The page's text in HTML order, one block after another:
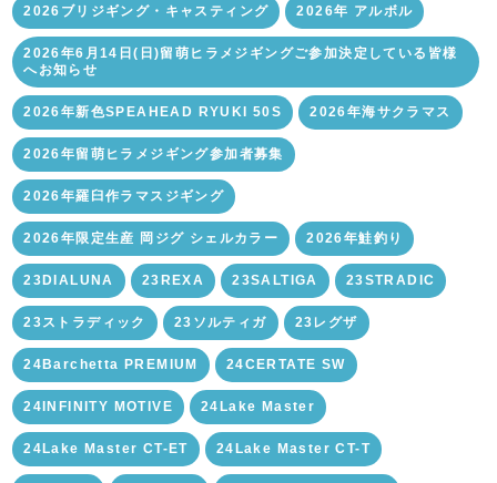
2026ブリジギング・キャスティング 2026年 アルボル
2026年6月14日(日)留萌ヒラメジギングご参加決定している皆様
へお知らせ
2026年新色SPEAHEAD RYUKI 50S 2026年海サクラマス
2026年留萌ヒラメジギング参加者募集
2026年羅臼作ラマスジギング
2026年限定生産 岡ジグ シェルカラー 2026年鮭釣り
23DIALUNA 23REXA 23SALTIGA 23STRADIC
23ストラディック 23ソルティガ 23レグザ
24Barchetta PREMIUM 24CERTATE SW
24INFINITY MOTIVE 24Lake Master
24Lake Master CT-ET 24Lake Master CT-T